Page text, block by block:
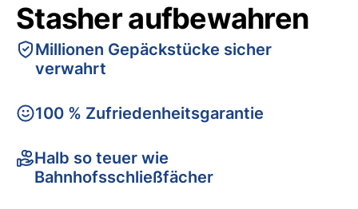
Stasher aufbewahren
Millionen Gepäckstücke sicher
verwahrt
100 % Zufriedenheitsgarantie
Halb so teuer wie
Bahnhofsschließfächer